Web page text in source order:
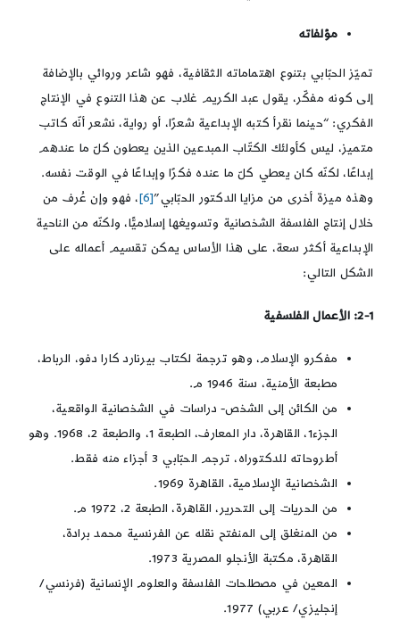
مؤلفاته
تميّز الحبّابي بتنوع اهتماماته الثقافية، فهو شاعر وروائي بالإضافة
إلى كونه مفكّر، يقول عبد الكريم غلاب عن هذا التنوع في الإنتاج
الفكري: “حينما نقرأ كتبه الإبداعية شعرًا، أو رواية، نشعر أنّه كاتب
متميز، ليس كأولئك الكتّاب المبدعين الذين يعطون كلّ ما عندهم
إبداعًا، لكنّه كان يعطي كلّ ما عنده فكرًا وإبداعًا في الوقت نفسه.
وهذه ميزة أخرى من مزايا الدكتور الحبّابي”[6]
، فهو وإن عُرف من
خلال إنتاج الفلسفة الشخصانية وتسويغها إسلاميًّا، ولكنّه من الناحية
الإبداعية أكثر سعة، على هذا الأساس يمكن تقسيم أعماله على
الشكل التالي:
2-1: الأعمال الفلسفية
مفكرو الإسلام، وهو ترجمة لكتاب بيرنارد كارا دفو، الرباط،
مطبعة الأمنية، سنة 1946 م.
من الكائن إلى الشخص- دراسات في الشخصانية الواقعية،
الجزء1، القاهرة، دار المعارف، الطبعة 1، والطبعة 2، 1968. وهو
أطروحاته للدكتوراه، ترجم الحبّابي 3 أجزاء منه فقط.
الشخصانية الإسلامية، القاهرة 1969.
من الحريات إلى التحرير، القاهرة، الطبعة 2، 1972 م.
من المنغلق إلى المنفتح نقله عن الفرنسية محمد برادة،
القاهرة، مكتبة الأنجلو المصرية 1973.
المعين في مصطلحات الفلسفة والعلوم الإنسانية (فرنسي/
إنجليزي/ عربي) 1977.